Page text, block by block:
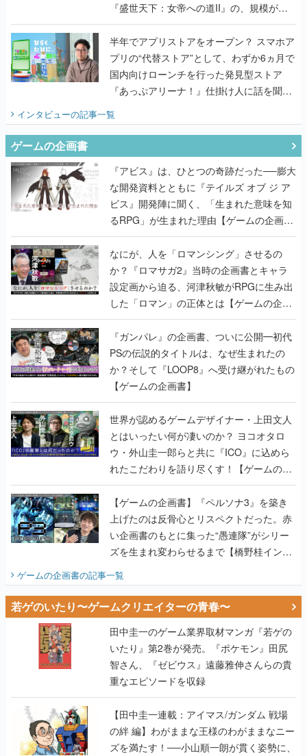
『盛世天下：女帝への道II』の、規模が違
うこだわりをプロデューサーに聞いた
半年でアプリストアをオープン？ スマホア
プリの“代替ストア”として、わずか6ヵ月で
国内向けローンチを行った発見型ストア
『あっぷアリーナ！』仕掛け人に話を聞い
てみた
インタビューの記事一覧
ゲームの企画書
『アビス』は、ひとつの奇跡だった──膨大
な開発資料とともに『テイルズ オブ ジ ア
ビス』開発陣に聞く、「生まれた意味を知
るRPG」が生まれた理由【ゲームの企画
書】
なにが、人を「ロマンシング」させるの
か？『ロマサガ2』当時の企画書とキャラ
設定画から迫る、河津秋敏がRPGに生み出
した「ロマン」の正体とは【ゲームの企画
書】
『ガンパレ』の企画書、ついに公開━初代
PSの伝説的タイトルは、なぜ生まれたの
か？そして『LOOP8』へ受け継がれたもの
【ゲームの企画書】
世界が認めるゲームデザイナー・上田文人
とはいったい何が凄いのか？ ヨコオタロ
ウ・外山圭一郎らと共に『ICO』に込めら
れたこだわりを語り尽くす！【ゲームの企
画書】
【ゲームの企画書】『ペルソナ3』を築き
上げたのは反骨心とリスペクトだった。赤
い企画書のもとに集った“愚連隊”がシリー
ズを生まれ変わらせるまで【橋野桂インタ
ビュー】
ゲームの企画書の記事一覧
若ゲのいたり〜ゲームクリエイターの青春〜
田中圭一のゲーム業界取材マンガ『若ゲの
いたり』第2巻が発売。『ポケモン』田尻
智さん、『ゼビウス』遠藤雅伸さんらの貴
重なエピソードを収録
【田中圭一連載：アイマス/ガンダム 戦場
の絆 編】わがままな王様のわがままなニー
ズを満たす！──小山順一朗が貫く姿勢に、